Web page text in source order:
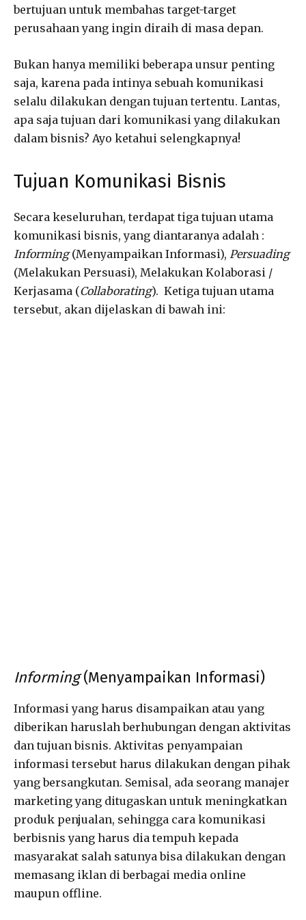
bertujuan untuk membahas target-target
perusahaan yang ingin diraih di masa depan.
Bukan hanya memiliki beberapa unsur penting
saja, karena pada intinya sebuah komunikasi
selalu dilakukan dengan tujuan tertentu. Lantas,
apa saja tujuan dari komunikasi yang dilakukan
dalam bisnis? Ayo ketahui selengkapnya!
Tujuan Komunikasi Bisnis
Secara keseluruhan, terdapat tiga tujuan utama
komunikasi bisnis, yang diantaranya adalah :
Informing(Menyampaikan Informasi), Persuading
(Melakukan Persuasi), Melakukan Kolaborasi /
Kerjasama (Collaborating). Ketiga tujuan utama
tersebut, akan dijelaskan di bawah ini:
Informing(Menyampaikan Informasi)
Informasi yang harus disampaikan atau yang
diberikan haruslah berhubungan dengan aktivitas
dan tujuan bisnis. Aktivitas penyampaian
informasi tersebut harus dilakukan dengan pihak
yang bersangkutan. Semisal, ada seorang manajer
marketing yang ditugaskan untuk meningkatkan
produk penjualan, sehingga cara komunikasi
berbisnis yang harus dia tempuh kepada
masyarakat salah satunya bisa dilakukan dengan
memasang iklan di berbagai media online
maupun offline.